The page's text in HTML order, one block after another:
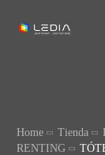
Home Tienda
RENTING